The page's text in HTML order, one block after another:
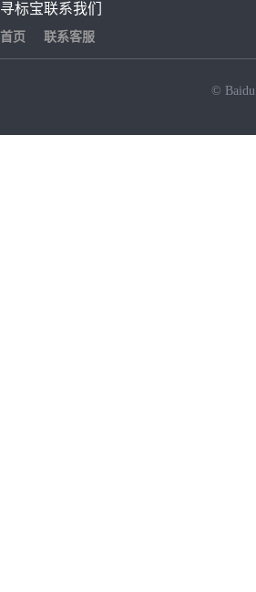
寻标宝
首页
联系我们
联系客服
© Baidu